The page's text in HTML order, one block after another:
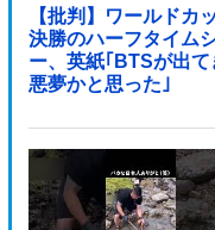
【批判】ワールドカ
決勝のハーフタイム
ー、英紙｢BTSが出て
悪夢かと思った｣